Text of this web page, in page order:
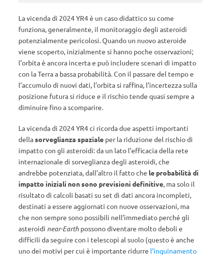
La vicenda di 2024 YR4 è un caso didattico su come
funziona, generalmente, il monitoraggio degli asteroidi
potenzialmente pericolosi. Quando un nuovo asteroide
viene scoperto, inizialmente si hanno poche osservazioni;
l’orbita è ancora incerta e può includere scenari di impatto
con la Terra a bassa probabilità. Con il passare del tempo e
l’accumulo di nuovi dati, l’orbita si raffina, l’incertezza sulla
posizione futura si riduce e il rischio tende quasi sempre a
diminuire fino a scomparire.
La vicenda di 2024 YR4 ci ricorda due aspetti importanti
dellasorveglianza spaziale per la riduzione del rischio di
impatto con gli asteroidi: da un lato l’efficacia della rete
internazionale di sorveglianza degli asteroidi, che
andrebbe potenziata, dall’altro il fatto che le probabilità di
impatto iniziali non sono previsioni definitive, ma solo il
risultato di calcoli basati su set di dati ancora incompleti,
destinati a essere aggiornati con nuove osservazioni, ma
che non sempre sono possibili nell’immediato perché gli
asteroidi near-Earth possono diventare molto deboli e
difficili da seguire con i telescopi al suolo (questo è anche
uno dei motivi per cui è importante ridurre l’inquinamento